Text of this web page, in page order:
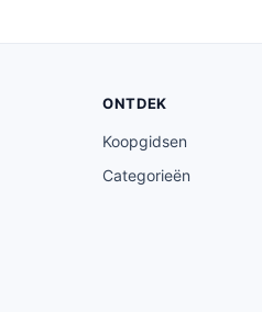
ONTDEK
Koopgidsen
Categorieën